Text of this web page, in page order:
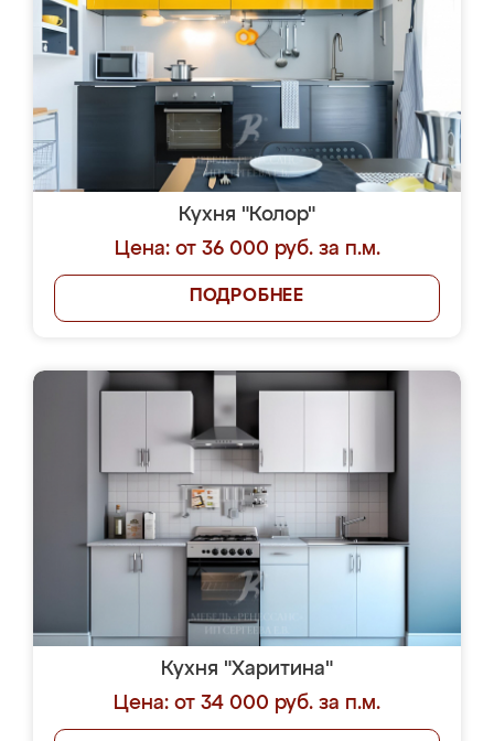
Кухня "Колор"
Цена: от 36 000 руб. за п.м.
ПОДРОБНЕЕ
Кухня "Харитина"
Цена: от 34 000 руб. за п.м.